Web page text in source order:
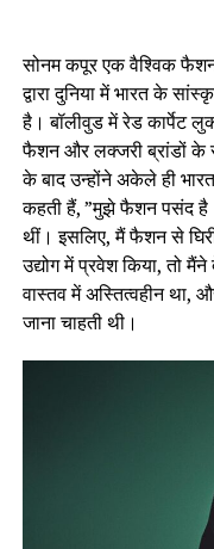
सोनम कपूर एक वैश्विक
द्वारा दुनिया में भारत के
है। बॉलीवुड में रेड कार्पेट
फैशन और लक्जरी ब्रांडों के
के बाद उन्होंने अकेले ही
कहती हैं, ”मुझे फैशन पसंद
थीं। इसलिए, मैं फैशन से
उद्योग में प्रवेश किया, तो
वास्तव में अस्तित्वहीन था,
जाना चाहती थी।